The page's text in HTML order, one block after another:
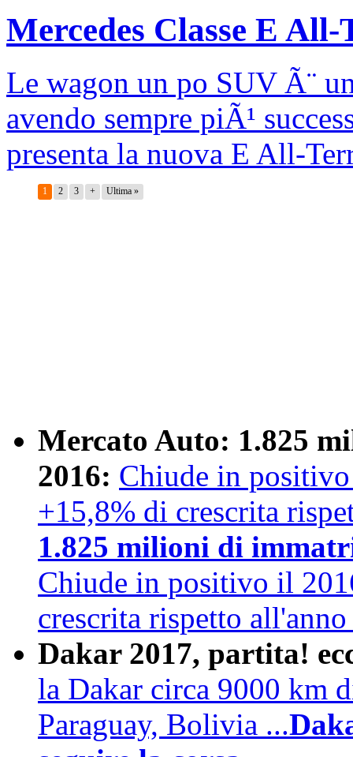
Mercedes Classe E
Le wagon un po SUV Ã¨
avendo sempre piÃ¹
presenta la nuova E All-
1 2 3 + Ultima »
Mercato Auto: 1.825
2016: Chiude in
+15,8% di crescrita
1.825 milioni di
Chiude in positivo il
crescrita rispetto all'anno
Dakar 2017, partita!
la Dakar circa 9000 km
Paraguay, Bolivia ...